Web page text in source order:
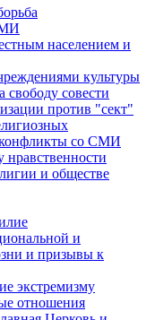
населением и
культуры
свободу совести
против "сект"
со СМИ
и обществе
и
и призывы к
экстремизму
отношения